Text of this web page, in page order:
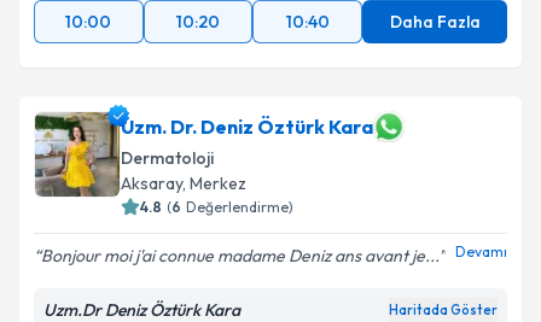
10:00
10:20 10:40 Daha Fazla
Uzm. Dr. Deniz Öztürk Kara
Dermatoloji
Aksaray, Merkez
4.8 (6 Değerlendirme)
Bonjour moi j'ai connue madame Deniz ans avant je... Devamı
Uzm.Dr Deniz Öztürk Kara Haritada Göster